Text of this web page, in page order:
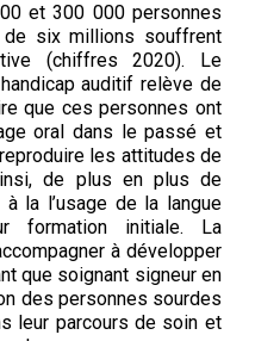
et 300 000 personnes
six millions souffrent
(chiffres 2020). Le
auditif relève de
que ces personnes ont
oral dans le passé et
les attitudes de
de plus en plus de
la l’usage de la langue
formation initiale. La
à développer
que soignant signeur en
des personnes sourdes
leur parcours de soin et